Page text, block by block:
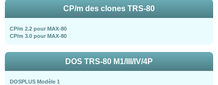
CP/m des clones TRS-80
CP/m 2.2 pour MAX-80
CP/m 3.0 pour MAX-80
DOS TRS-80 M1/III/IV/4P
DOSPLUS Modèle 1